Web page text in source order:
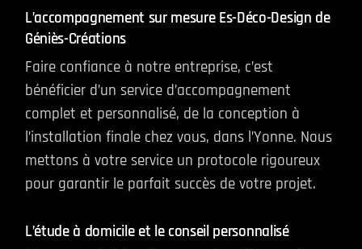
L’accompagnement sur mesure Es-Déco-Design de
Géniès-Créations
Faire confiance à notre entreprise, c’est
bénéficier d’un service d’accompagnement
complet et personnalisé, de la conception à
l’installation finale chez vous, dans l’Yonne. Nous
mettons à votre service un protocole rigoureux
pour garantir le parfait succès de votre projet.
L’étude à domicile et le conseil personnalisé